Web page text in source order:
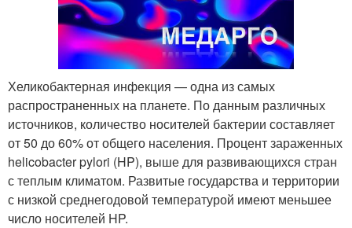
Хеликобактерная инфекция — одна из самых
распространенных на планете. По данным различных
источников, количество носителей бактерии составляет
от 50 до 60% от общего населения. Процент зараженных
helicobacter pylori (HP), выше для развивающихся стран
с теплым климатом. Развитые государства и территории
с низкой среднегодовой температурой имеют меньшее
число носителей HP.